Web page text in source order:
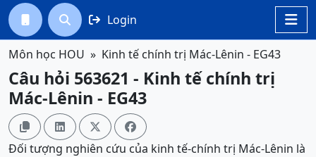

  Login
Môn học HOU Kinh tế chính trị Mác-Lênin - EG43
Câu hỏi 563621 - Kinh tế chính trị
Mác-Lênin - EG43
   
Đối tượng nghiên cứu của kinh tế-chính trị Mác-Lênin là